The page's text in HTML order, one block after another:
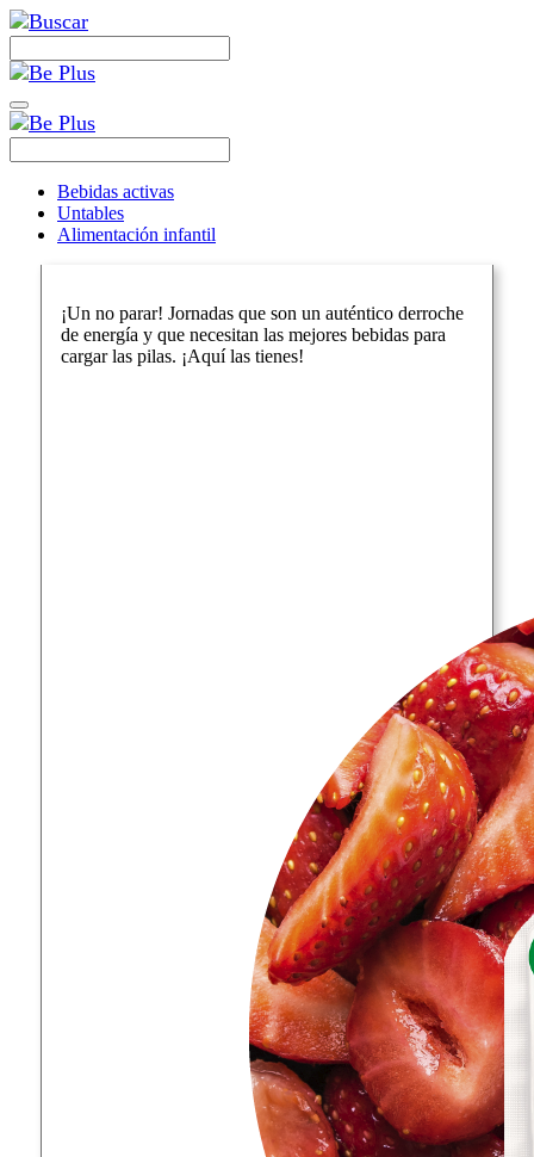
Bebidas activas
Untables
Alimentación infantil
¡Un no parar! Jornadas que son un auténtico derroche
de energía y que necesitan las mejores bebidas para
cargar las pilas. ¡Aquí las tienes!